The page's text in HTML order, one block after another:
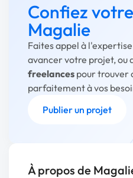
Confiez
Magalie
Faites appel à
avancer votre projet, ou
freelances pour trouver
parfaitement à vos
Publier un projet
À propos de